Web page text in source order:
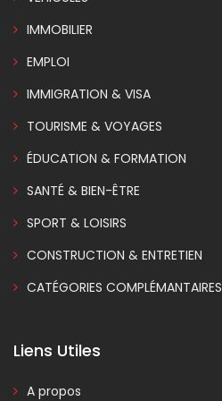
IMMOBILIER
EMPLOI
IMMIGRATION & VISA
TOURISME & VOYAGES
ÉDUCATION & FORMATION
SANTÉ & BIEN-ÊTRE
SPORT & LOISIRS
CONSTRUCTION & ENTRETIEN
CATÉGORIES COMPLÉMANTAIRES
Liens Utiles
A propos